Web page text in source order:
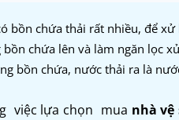
bồn chứa thải rất nhiều, để
chứa lên và làm ngăn lọc
bồn chứa, nước thải ra là
việc lựa chọn mua nhà